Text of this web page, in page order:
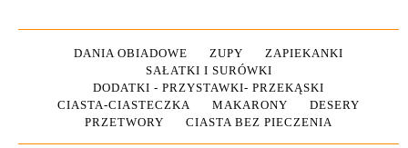
DANIA OBIADOWE ZUPY
ZAPIEKANKI
SAŁATKI I SURÓWKI
DODATKI - PRZYSTAWKI- PRZEKĄSKI
CIASTA-CIASTECZKA
MAKARONY
DESERY
PRZETWORY
CIASTA BEZ PIECZENIA